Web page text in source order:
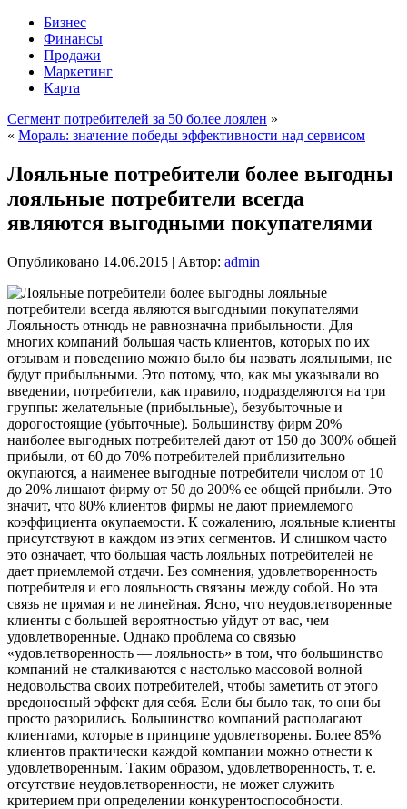
Бизнес
Финансы
Продажи
Маркетинг
Карта
Сегмент потребителей за 50 более лоялен »
« Мораль: значение победы эффективности над сервисом
Лояльные потребители более выгодны
лояльные потребители всегда
являются выгодными покупателями
Опубликовано 14.06.2015 | Автор: admin
Лояльность отнюдь не равнозначна прибыльности. Для
многих компаний большая часть клиентов, которых по их
отзывам и поведению можно было бы назвать лояльными, не
будут прибыльными. Это потому, что, как мы указывали во
введении, потребители, как правило, подразделяются на три
группы: желательные (прибыльные), безубыточные и
дорогостоящие (убыточные). Большинству фирм 20%
наиболее выгодных потребителей дают от 150 до 300% общей
прибыли, от 60 до 70% потребителей приблизительно
окупаются, а наименее выгодные потребители числом от 10
до 20% лишают фирму от 50 до 200% ее общей прибыли. Это
значит, что 80% клиентов фирмы не дают приемлемого
коэффициента окупаемости. К сожалению, лояльные клиенты
присутствуют в каждом из этих сегментов. И слишком часто
это означает, что большая часть лояльных потребителей не
дает приемлемой отдачи. Без сомнения, удовлетворенность
потребителя и его лояльность связаны между собой. Но эта
связь не прямая и не линейная. Ясно, что неудовлетворенные
клиенты с большей вероятностью уйдут от вас, чем
удовлетворенные. Однако проблема со связью
«удовлетворенность — лояльность» в том, что большинство
компаний не сталкиваются с настолько массовой волной
недовольства своих потребителей, чтобы заметить от этого
вредоносный эффект для себя. Если бы было так, то они бы
просто разорились. Большинство компаний располагают
клиентами, которые в принципе удовлетворены. Более 85%
клиентов практически каждой компании можно отнести к
удовлетворенным. Таким образом, удовлетворенность, т. е.
отсутствие неудовлетворенности, не может служить
критерием при определении конкурентоспособности.